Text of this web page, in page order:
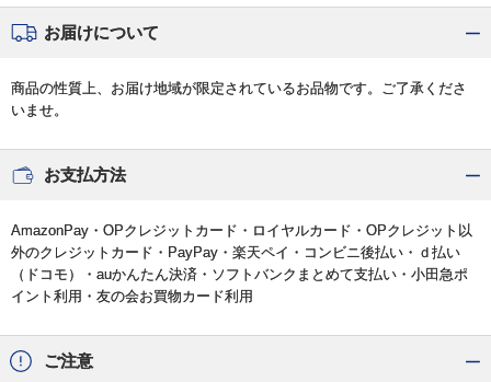
お届けについて
商品の性質上、お届け地域が限定されているお品物です。ご了承くださ
いませ。
お支払方法
AmazonPay・OPクレジットカード・ロイヤルカード・OPクレジット以
外のクレジットカード・PayPay・楽天ペイ・コンビニ後払い・ｄ払い
（ドコモ）・auかんたん決済・ソフトバンクまとめて支払い・小田急ポ
イント利用・友の会お買物カード利用
ご注意